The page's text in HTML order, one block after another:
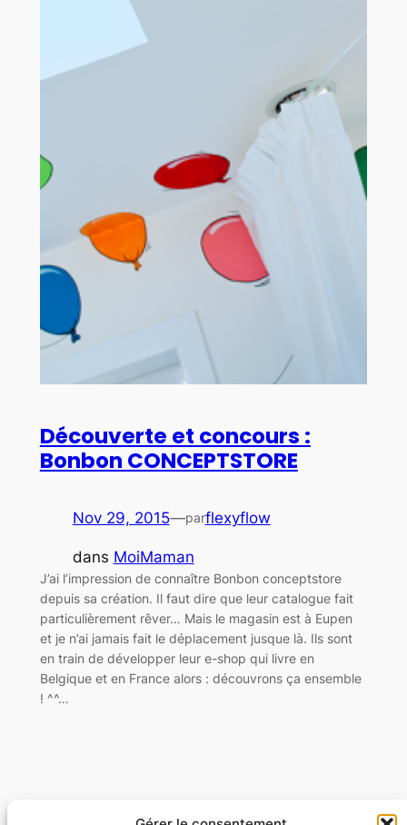
Découverte et concours :
Bonbon CONCEPTSTORE
Nov 29, 2015—parflexyflow
dans MoiMaman
J’ai l’impression de connaître Bonbon conceptstore
depuis sa création. Il faut dire que leur catalogue fait
particulièrement rêver… Mais le magasin est à Eupen
et je n’ai jamais fait le déplacement jusque là. Ils sont
en train de développer leur e-shop qui livre en
Belgique et en France alors : découvrons ça ensemble
! ^^…